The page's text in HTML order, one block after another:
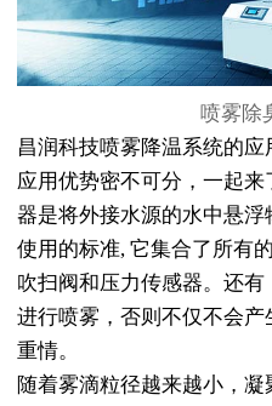
喷雾除
昌润科技喷雾降温系统的
应用优势密不可分，一起
器是将外接水源的水中悬
使用的标准, 它集合了所有
吹扫阀和压力传感器。还
进行喷雾，否则不仅不会
重情。
随着雾滴粒径越来越小，